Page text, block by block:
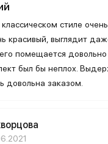
стиле
красивый, выглядит
помещается
был бы неплох.
довольна заказом.